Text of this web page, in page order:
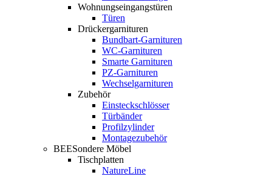
Wohnungseingangstüren
Türen
Drückergarnituren
Bundbart-Garnituren
WC-Garnituren
Smarte Garnituren
PZ-Garnituren
Wechselgarnituren
Zubehör
Einsteckschlösser
Türbänder
Profilzylinder
Montagezubehör
BEESondere Möbel
Tischplatten
NatureLine